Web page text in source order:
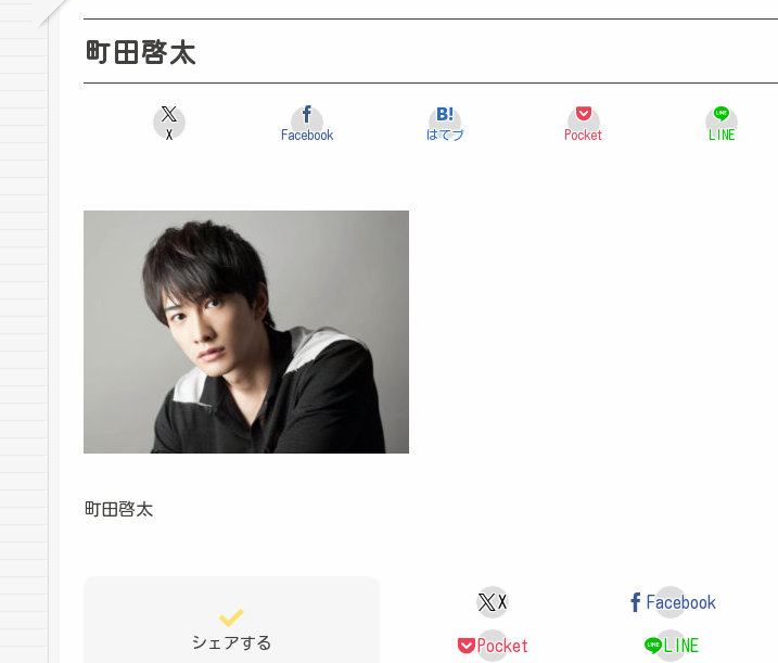
町田啓太
X Facebook はてブ Pocket LINE
町田啓太
シェアする
X Facebook
Pocket LINE